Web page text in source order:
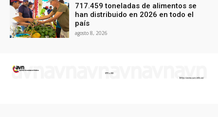
717.459 toneladas de alimentos se
han distribuido en 2026 en todo el
país
agosto 8, 2026